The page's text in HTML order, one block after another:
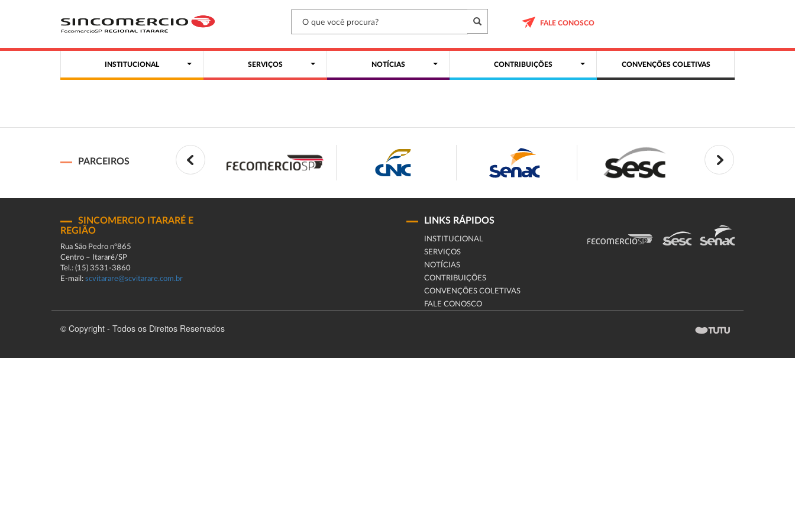
FALE CONOSCO
INSTITUCIONAL SERVIÇOS NOTÍCIAS CONTRIBUIÇÕES CONVENÇÕES COLETIVAS
PARCEIROS
SINCOMERCIO ITARARÉ E
REGIÃO
Rua São Pedro n°865
Centro – Itararé/SP
Tel.: (15) 3531-3860
E-mail: scvitarare@scvitarare.com.br
LINKS RÁPIDOS
INSTITUCIONAL
SERVIÇOS
NOTÍCIAS
CONTRIBUIÇÕES
CONVENÇÕES COLETIVAS
FALE CONOSCO
© Copyright - Todos os Direitos Reservados